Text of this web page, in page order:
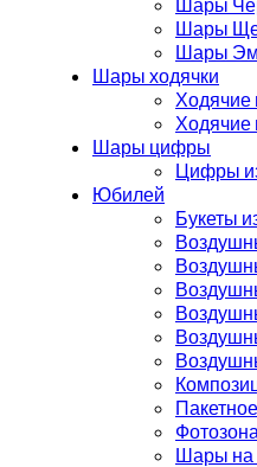
Шары
Шары
Шары ходячки
Ходячие
Шары цифры
Цифры
Юбилей
Букеты
Шары на